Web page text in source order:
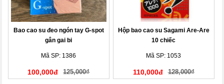
Bao cao su đeo ngón tay G-spot
gân gai bi
Mã SP: 1386
100,000đ 125,000₫
Hộp bao cao su Sagami Are-Are
10 chiếc
Mã SP: 1053
110,000đ 128,000₫